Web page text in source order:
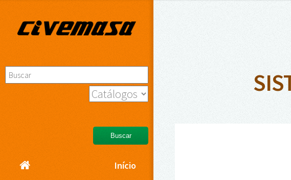
Buscar
Início